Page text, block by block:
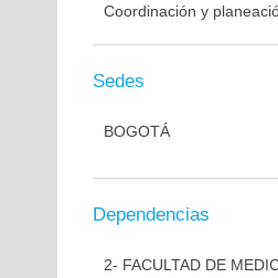
Coordinación y
Sedes
BOGOTÁ
Dependencias
2- FACULTAD DE